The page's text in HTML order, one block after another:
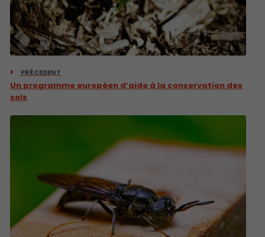
PRÉCEDENT
Un programme européen d’aide à la conservation des
sols